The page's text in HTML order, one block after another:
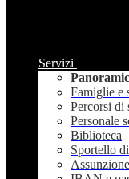
Servizi
Famiglie e
Percorsi di
Personale
Biblioteca
Sportello